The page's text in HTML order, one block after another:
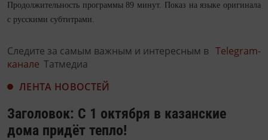
Продолжительность программы 89 минут. Показ на языке оригинала
с русскими субтитрами.
Следите за самым важным и интересным в Telegram-
канале Татмедиа
ЛЕНТА НОВОСТЕЙ
Заголовок: С 1 октября в казанские
дома придёт тепло!